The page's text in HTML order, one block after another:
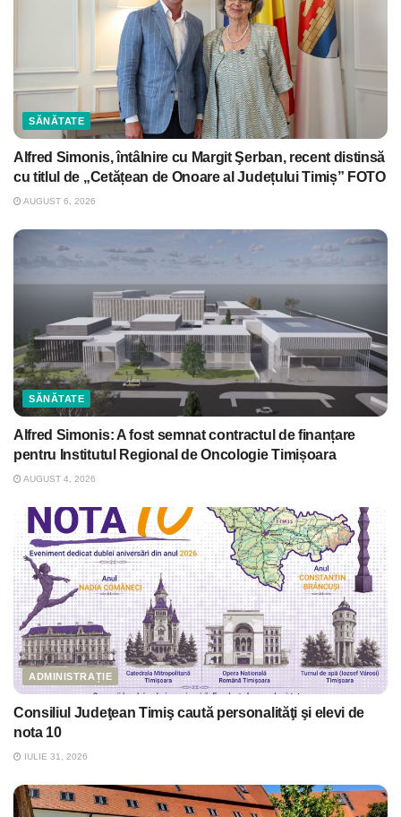
SĂNĂTATE
Alfred Simonis, întâlnire cu Margit Şerban, recent distinsă
cu titlul de „Cetățean de Onoare al Județului Timiș” FOTO
AUGUST 6, 2026
SĂNĂTATE
Alfred Simonis: A fost semnat contractul de finanțare
pentru Institutul Regional de Oncologie Timișoara
AUGUST 4, 2026
ADMINISTRAȚIE
Consiliul Judeţean Timiş caută personalităţi şi elevi de
nota 10
IULIE 31, 2026